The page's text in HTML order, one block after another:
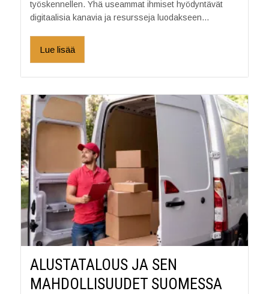
työskennellen. Yhä useammat ihmiset hyödyntävät
digitaalisia kanavia ja resursseja luodakseen...
Lue lisää
ALUSTATALOUS JA SEN
MAHDOLLISUUDET SUOMESSA